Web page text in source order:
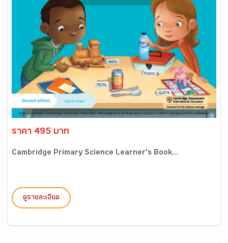
ราคา 495 บาท
Cambridge Primary Science Learner’s Book...
ดูรายละเอียด